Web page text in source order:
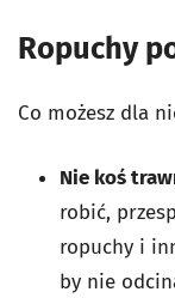
Ropuchy
Co możesz dla
Nie koś
robić,
ropuchy i
by nie